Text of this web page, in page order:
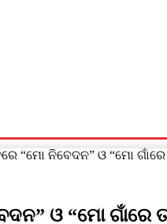
“ମୋ ନିବେଦନ” ଓ “ମୋ
ଓ “ମୋ ଗାଁରେ